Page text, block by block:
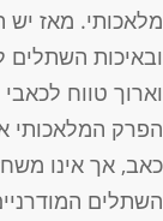
מלאכותי. מאז יש
ובאיכות
וארוך טווח
הפרק המלאכותי
כאב, אך אינו